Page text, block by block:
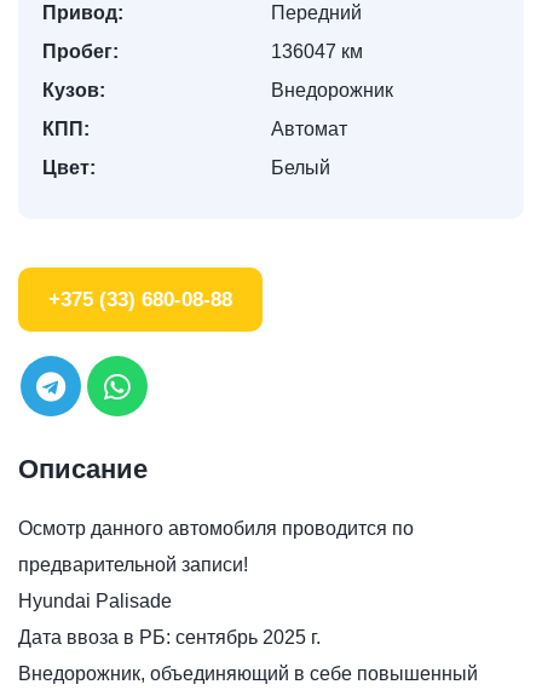
Привод:
Передний
Пробег:
136047 км
Кузов:
Внедорожник
КПП:
Автомат
Цвет:
Белый
+375 (33) 680-08-88
Описание
Осмотр данного автомобиля проводится по
предварительной записи!
Hyundai Palisade
Дата ввоза в РБ: сентябрь 2025 г.
Внедорожник, объединяющий в себе повышенный